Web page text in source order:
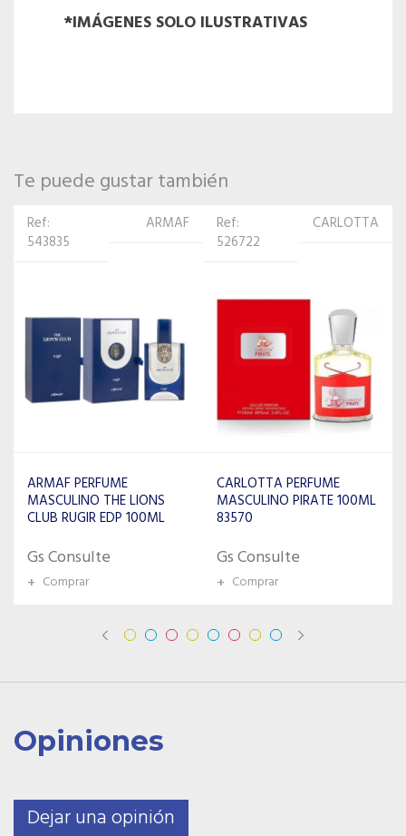
*IMÁGENES SOLO ILUSTRATIVAS
Te puede gustar también
Ref:
526722
CARLOTTA
CARLOTTA PERFUME
MASCULINO PIRATE 100ML
83570
Gs Consulte
+ Comprar
Ref:
510455
COACH
COACH PERFUME
MASCULINO PLATINUM
EDP 100ML
Gs Consulte
+ Comprar
Opiniones
Dejar una opinión